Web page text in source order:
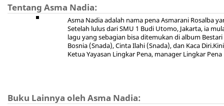
Tentang Asma Nadia:
Asma Nadia adalah nama pena Asmarani Rosalba
Setelah lulus dari SMU 1 Budi Utomo, Jakarta, ia
lagu yang sebagian bisa ditemukan di album
Bosnia (Snada), Cinta Ilahi (Snada), dan Kaca
Ketua Yayasan Lingkar Pena, manager Lingkar
Buku Lainnya oleh Asma Nadia: